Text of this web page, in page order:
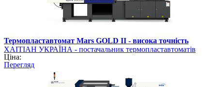
Термопластавтомат Mars GOLD II - висока точність
ХАІТІАН УКРАЇНА - постачальник термопластавтоматів
Ціна:
Перегляд